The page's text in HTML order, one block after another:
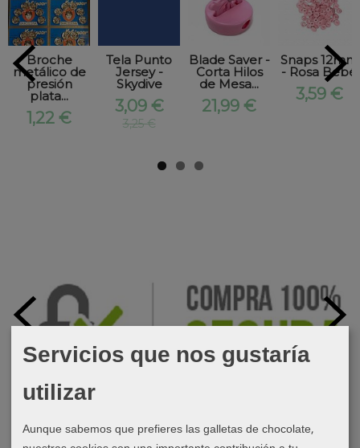
Broche
metálico de
presión
plata...
1,22 €
Tela Punto
Jersey -
Skydive
3,09 €
3,25 €
Blade Saver -
Corta Hilos
de Mesa...
21,99 €
Snaps 12mm
- Rosa Bebé
3,59 €
Servicios que nos gustaría
utilizar
Aunque sabemos que prefieres las galletas de chocolate,